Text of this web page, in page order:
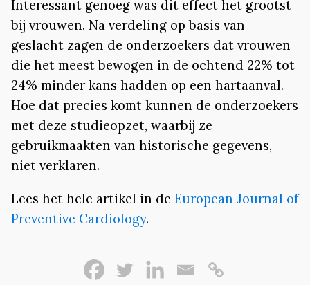
Interessant genoeg was dit effect het grootst
bij vrouwen. Na verdeling op basis van
geslacht zagen de onderzoekers dat vrouwen
die het meest bewogen in de ochtend 22% tot
24% minder kans hadden op een hartaanval.
Hoe dat precies komt kunnen de onderzoekers
met deze studieopzet, waarbij ze
gebruikmaakten van historische gegevens,
niet verklaren.
Lees het hele artikel in de European Journal of
Preventive Cardiology.